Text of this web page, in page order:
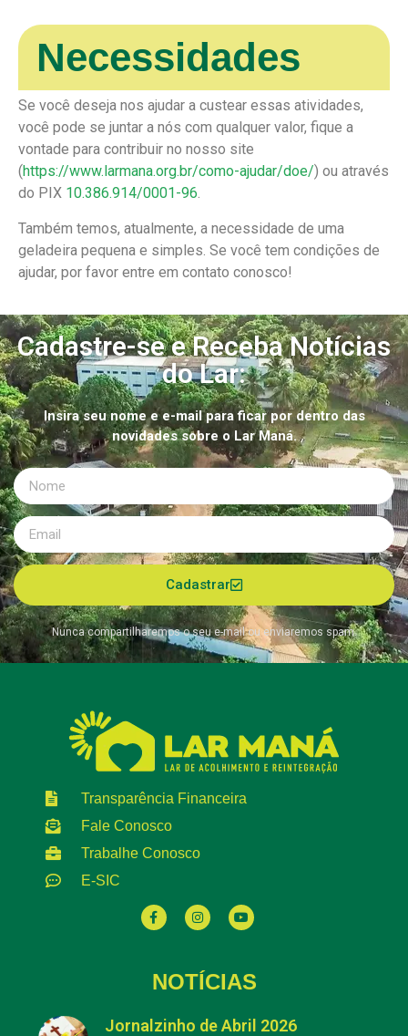
Necessidades
Se você deseja nos ajudar a custear essas atividades,
você pode se juntar a nós com qualquer valor, fique a
vontade para contribuir no nosso site
(https://www.larmana.org.br/como-ajudar/doe/) ou através
do PIX 10.386.914/0001-96.
Também temos, atualmente, a necessidade de uma
geladeira pequena e simples. Se você tem condições de
ajudar, por favor entre em contato conosco!
Cadastre-se e Receba Notícias
do Lar:
Insira seu nome e e-mail para ficar por dentro das
novidades sobre o Lar Maná.
Cadastrar
Nunca compartilharemos o seu e-mail ou enviaremos spam.
Transparência Financeira
Fale Conosco
Trabalhe Conosco
E-SIC
NOTÍCIAS
Jornalzinho de Abril 2026